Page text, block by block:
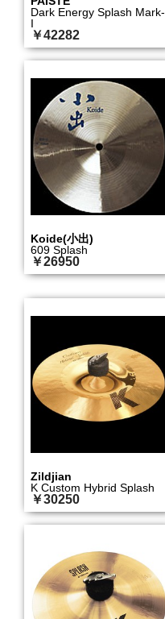
Dark Energy Splash Mark-
I
￥42282
Koide(小出)
609 Splash
￥26950
Zildjian
K Custom Hybrid Splash
￥30250